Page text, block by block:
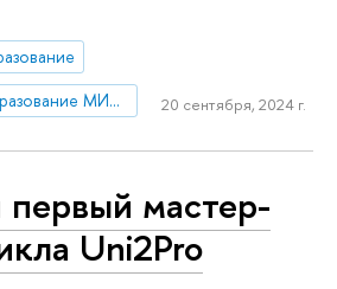
Дополнительное образование МИЭМ НИУ ВШЭ
20 сентября, 2024 г.
первый мастер-
Uni2Pro